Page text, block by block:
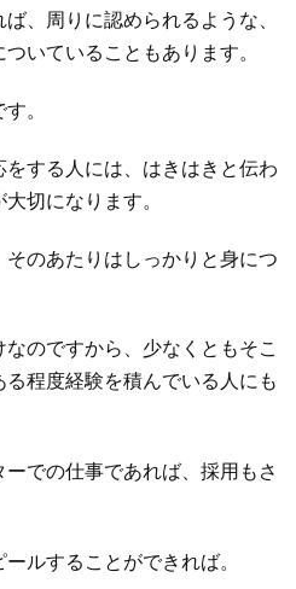
、周りに認められるような、
いていることもあります。
。
する人には、はきはきと伝わ
切になります。
のあたりはしっかりと身につ
のですから、少なくともそこ
程度経験を積んでいる人にも
での仕事であれば、採用もさ
ルすることができれば。